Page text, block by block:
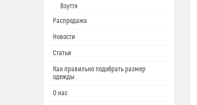
Взуття
Распродажа
Новости
Статьи
Как правильно подобрать размер
одежды .
О нас